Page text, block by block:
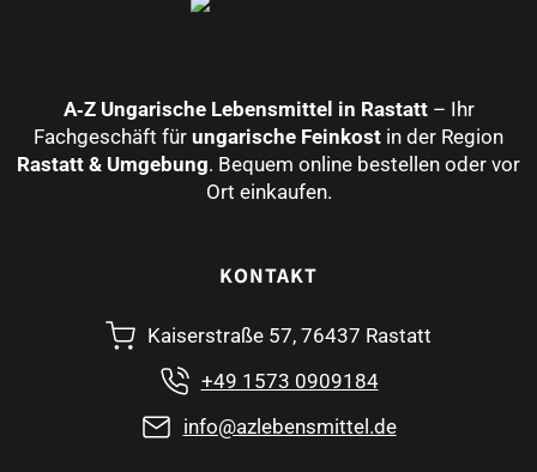
A‑Z Ungarische Lebensmittel in Rastatt– Ihr
Fachgeschäft für ungarische Feinkost in der Region
Rastatt & Umgebung. Bequem online bestellen oder vor
Ort einkaufen.
KONTAKT
Kaiserstraße 57, 76437 Rastatt
+49 1573 0909184
info@azlebensmittel.de